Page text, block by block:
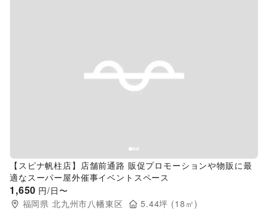
Previous slide
【スピナ帆柱店】店舗前通路 販促プロモーションや物販に最
適なスーパー屋外催事イベントスペース
1,650 円/日〜
福岡県 北九州市八幡東区 5.44坪 (18 ㎡)